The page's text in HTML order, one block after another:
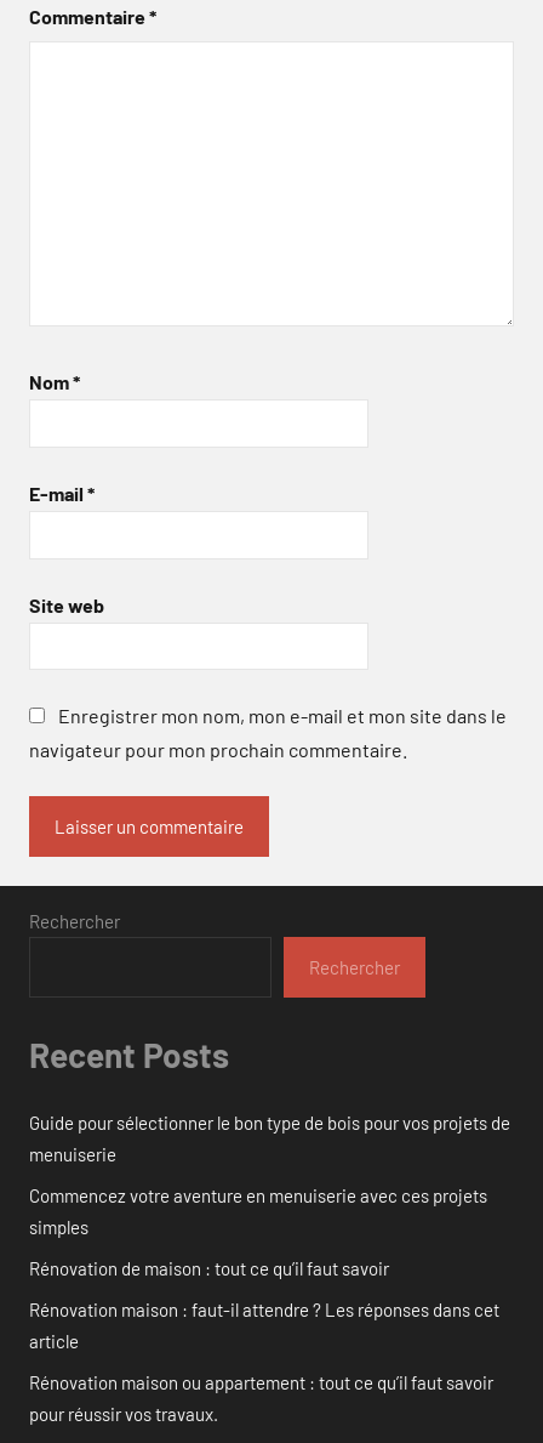
Commentaire*
Nom*
E-mail *
Site web
Enregistrer mon nom, mon e-mail et mon site dans le
navigateur pour mon prochain commentaire.
Rechercher
Rechercher
Recent Posts
Guide pour sélectionner le bon type de bois pour vos projets de
menuiserie
Commencez votre aventure en menuiserie avec ces projets
simples
Rénovation de maison : tout ce qu’il faut savoir
Rénovation maison : faut-il attendre ? Les réponses dans cet
article
Rénovation maison ou appartement : tout ce qu’il faut savoir
pour réussir vos travaux.